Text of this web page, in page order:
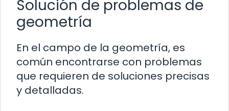
Solución de problemas de
geometría
En el campo de la geometría, es
común encontrarse con problemas
que requieren de soluciones precisas
y detalladas.